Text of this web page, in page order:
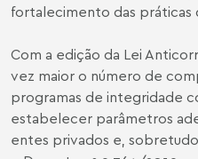
fortalecimento das práticas
Com a edição da Lei
vez maior o número de
programas de integridade
estabelecer parâmetros
entes privados e,